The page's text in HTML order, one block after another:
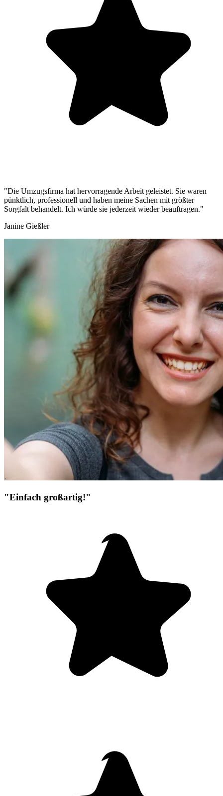
"Die Umzugsfirma hat hervorragende Arbeit geleistet. Sie waren
pünktlich, professionell und haben meine Sachen mit größter
Sorgfalt behandelt. Ich würde sie jederzeit wieder beauftragen."
Janine Gießler
"Einfach großartig!"